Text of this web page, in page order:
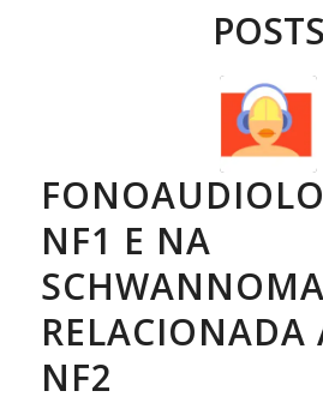
POSTS
NF1 E NA
RELACIONADA
NF2